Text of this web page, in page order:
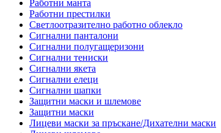
Работни манта
Работни престилки
Светлоотразително работно облекло
Сигнални панталони
Сигнални полугащеризони
Сигнални тениски
Сигнални якета
Сигнални елеци
Сигнални шапки
Защитни маски и шлемове
Защитни маски
Лицеви маски за пръскане/Дихателни маски